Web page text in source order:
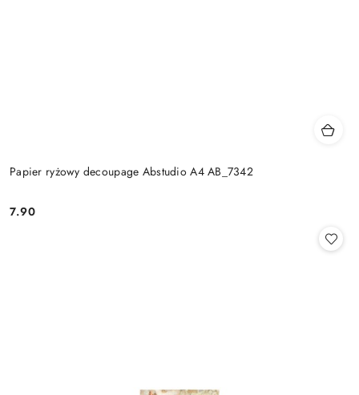
Papier ryżowy decoupage Abstudio A4 AB_7342
Cena:
7.90